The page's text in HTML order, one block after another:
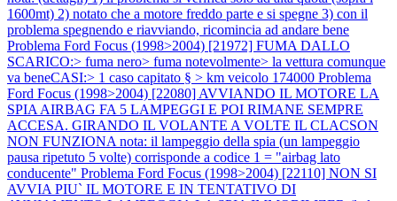
1600mt) 2) notato che a motore freddo parte e si spegne 3) con il
problema spegnendo e riavviando, ricomincia ad andare bene
Problema Ford Focus (1998>2004) [21972] FUMA DALLO
SCARICO:> fuma nero> fuma notevolmente> la vettura comunque
va beneCASI:> 1 caso capitato § > km veicolo 174000 Problema
Ford Focus (1998>2004) [22080] AVVIANDO IL MOTORE LA
SPIA AIRBAG FA 5 LAMPEGGI E POI RIMANE SEMPRE
ACCESA. GIRANDO IL VOLANTE A VOLTE IL CLACSON
NON FUNZIONA nota: il lampeggio della spia (un lampeggio
pausa ripetuto 5 volte) corrisponde a codice 1 = "airbag lato
conducente" Problema Ford Focus (1998>2004) [22110] NON SI
AVVIA PIU` IL MOTORE E IN TENTATIVO DI